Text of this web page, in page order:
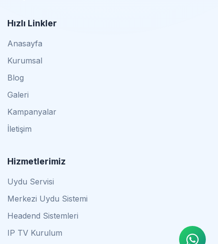
Hızlı Linkler
Anasayfa
Kurumsal
Blog
Galeri
Kampanyalar
İletişim
Hizmetlerimiz
Uydu Servisi
Merkezi Uydu Sistemi
Headend Sistemleri
IP TV Kurulum